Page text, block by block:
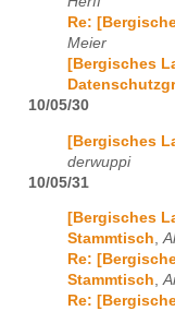
Re:
Meier
[Bergisches
10/05/30
[Bergisches
derwuppi
10/05/31
[Bergisches
Stammtisch,
Re:
Stammtisch,
Re: